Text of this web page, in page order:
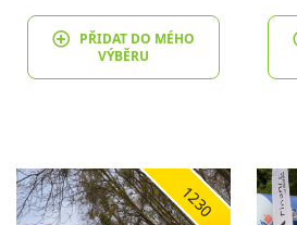
PŘIDAT DO MÉHO
VÝBĚRU
1230